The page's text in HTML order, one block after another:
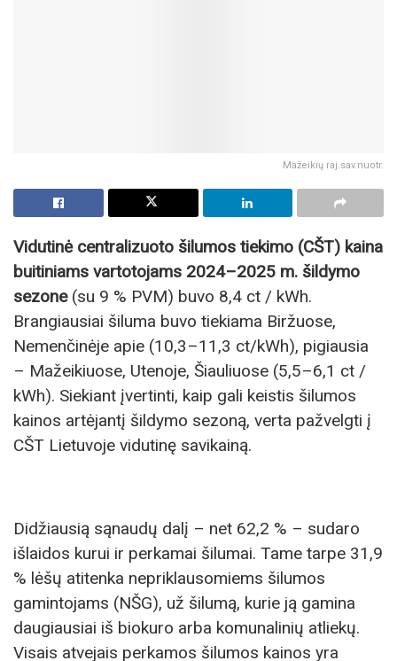
Mažeikių raj.sav.nuotr.
Vidutinė centralizuoto šilumos tiekimo (CŠT) kaina
buitiniams vartotojams 2024–2025 m. šildymo
sezone(su 9 % PVM) buvo 8,4 ct / kWh.
Brangiausiai šiluma buvo tiekiama Biržuose,
Nemenčinėje apie (10,3–11,3 ct/kWh), pigiausia
– Mažeikiuose, Utenoje, Šiauliuose (5,5–6,1 ct /
kWh). Siekiant įvertinti, kaip gali keistis šilumos
kainos artėjantį šildymo sezoną, verta pažvelgti į
CŠT Lietuvoje vidutinę savikainą.
Didžiausią sąnaudų dalį – net 62,2 % – sudaro
išlaidos kurui ir perkamai šilumai. Tame tarpe 31,9
% lėšų atitenka nepriklausomiems šilumos
gamintojams (NŠG), už šilumą, kurie ją gamina
daugiausiai iš biokuro arba komunalinių atliekų.
Visais atvejais perkamos šilumos kainos yra